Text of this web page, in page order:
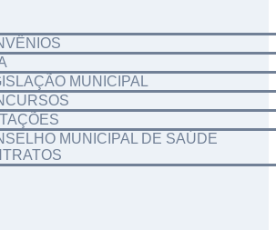
MUNICIPAL
MUNICIPAL DE SAÚDE